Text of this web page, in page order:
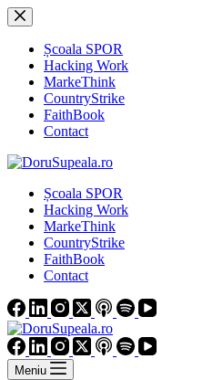
Sari
la
conținutȘcoala SPOR
Hacking Work
MarkeThink
CountryStrike
FaithBook
Contact
Școala SPOR
Hacking Work
MarkeThink
CountryStrike
FaithBook
Contact
Meniu